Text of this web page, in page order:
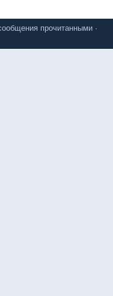
прочитанными ·